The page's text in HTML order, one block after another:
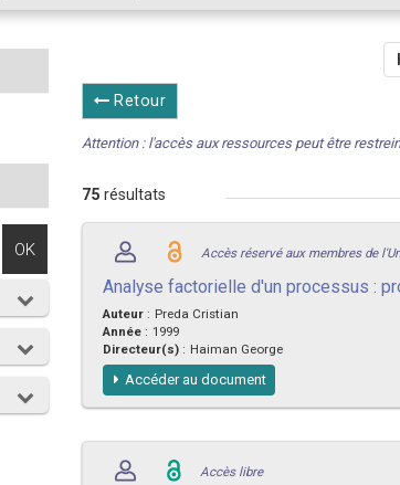
OK
Retour
Attention : l'accès aux ressources peut être
75résultats
Accès réservé aux membres de
Analyse factorielle d'un processus :
Auteur : Preda Cristian
Année : 1999
Directeur(s) : Haiman George
Accéder au document
Accès libre